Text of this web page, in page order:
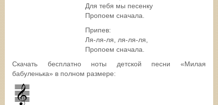
Для тебя мы песенку
Пропоем сначала.
Припев:
Ля-ля-ля, ля-ля-ля,
Пропоем сначала.
Скачать бесплатно ноты детской песни «Милая
бабуленька» в полном размере: